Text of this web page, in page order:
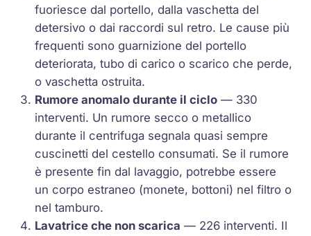
fuoriesce dal portello, dalla vaschetta del
detersivo o dai raccordi sul retro. Le cause più
frequenti sono guarnizione del portello
deteriorata, tubo di carico o scarico che perde,
o vaschetta ostruita.
Rumore anomalo durante il ciclo — 330
interventi. Un rumore secco o metallico
durante il centrifuga segnala quasi sempre
cuscinetti del cestello consumati. Se il rumore
è presente fin dal lavaggio, potrebbe essere
un corpo estraneo (monete, bottoni) nel filtro o
nel tamburo.
Lavatrice che non scarica — 226 interventi. Il